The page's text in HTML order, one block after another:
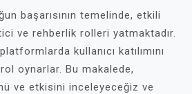
başarısının temelinde, etkili
ve rehberlik rolleri yatmaktadır.
kullanıcı katılımını
oynarlar. Bu makalede,
ve etkisini inceleyeceğiz ve